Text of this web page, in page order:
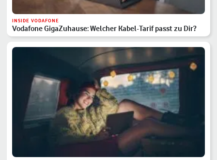
INSIDE VODAFONE
Vodafone GigaZuhause: Welcher Kabel-Tarif passt zu Dir?